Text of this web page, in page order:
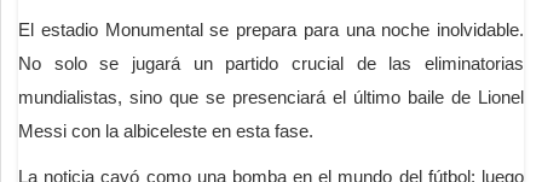
El estadio Monumental se prepara para una noche inolvidable.
No solo se jugará un partido crucial de las eliminatorias
mundialistas, sino que se presenciará el último baile de Lionel
Messi con la albiceleste en esta fase.
La noticia cayó como una bomba en el mundo del fútbol: luego